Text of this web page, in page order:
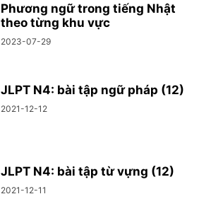
Phương ngữ trong tiếng Nhật
theo từng khu vực
2023-07-29
JLPT N4: bài tập ngữ pháp (12)
2021-12-12
JLPT N4: bài tập từ vựng (12)
2021-12-11